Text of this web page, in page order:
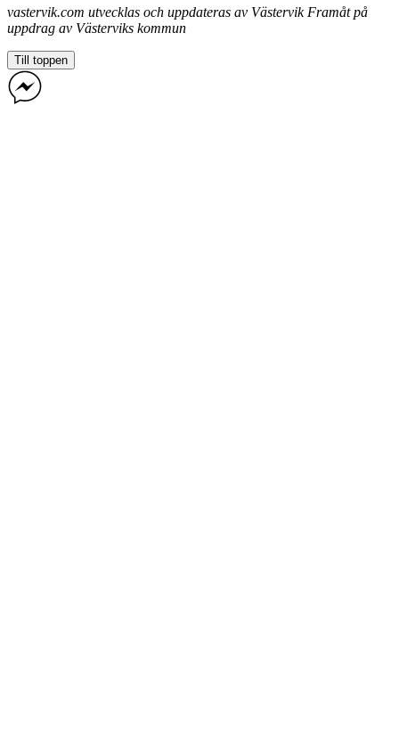
vastervik.com utvecklas och uppdateras av Västervik Framåt på
uppdrag av Västerviks kommun
Till toppen